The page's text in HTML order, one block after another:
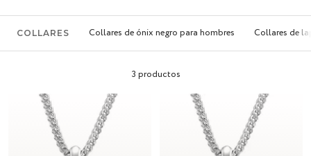
COLLARES Collares de ónix negro para hombres Collares de
3 productos